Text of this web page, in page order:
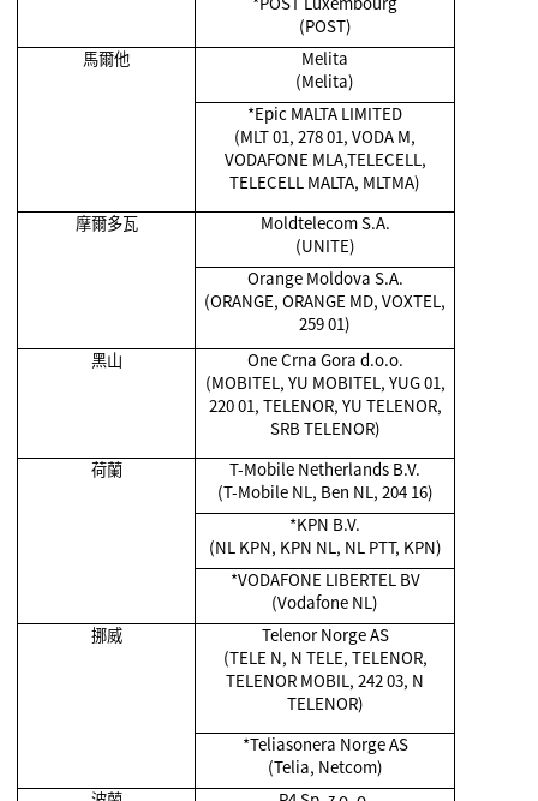
(POST)
馬爾他
Melita
(Melita)
*Epic MALTA LIMITED
(MLT 01, 278 01, VODA M,
VODAFONE MLA,TELECELL,
TELECELL MALTA, MLTMA)
摩爾多瓦
Moldtelecom S.A.
(UNITE)
Orange Moldova S.A.
(ORANGE, ORANGE MD, VOXTEL,
259 01)
黑山
One Crna Gora d.o.o.
(MOBITEL, YU MOBITEL, YUG 01,
220 01, TELENOR, YU TELENOR,
SRB TELENOR)
荷蘭
T-Mobile Netherlands B.V.
(T-Mobile NL, Ben NL, 204 16)
*KPN B.V.
(NL KPN, KPN NL, NL PTT, KPN)
*VODAFONE LIBERTEL BV
(Vodafone NL)
挪威
Telenor Norge AS
(TELE N, N TELE, TELENOR,
TELENOR MOBIL, 242 03, N
TELENOR)
*Teliasonera Norge AS
(Telia, Netcom)